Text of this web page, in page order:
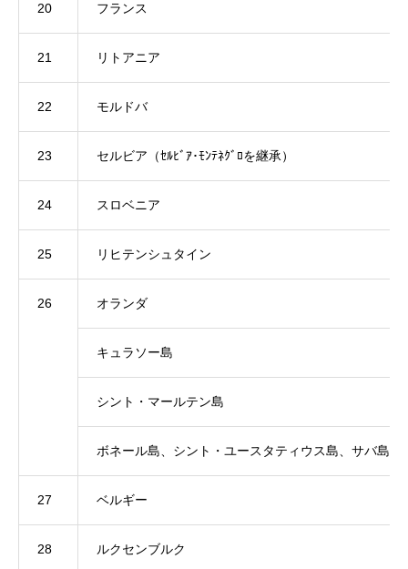
20 フランス
21 リトアニア
22 モルドバ
23 セルビア（ｾﾙﾋﾞｱ･ﾓﾝﾃﾈｸﾞﾛを継承）
24 スロベニア
25 リヒテンシュタイン
26 オランダ
キュラソー島
シント・マールテン島
ボネール島、シント・ユースタティウス島、サバ島
27 ベルギー
28 ルクセンブルク